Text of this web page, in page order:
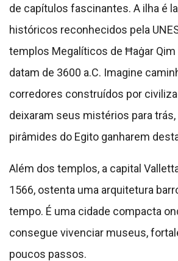
de capítulos fascinantes. A ilha é
históricos reconhecidos pela
templos Megalíticos de Ħaġar Qim
datam de 3600 a.C. Imagine
corredores construídos por
deixaram seus mistérios para
pirâmides do Egito ganharem
Além dos templos, a capital
1566, ostenta uma arquitetura
tempo. É uma cidade compacta
consegue vivenciar museus,
poucos passos.